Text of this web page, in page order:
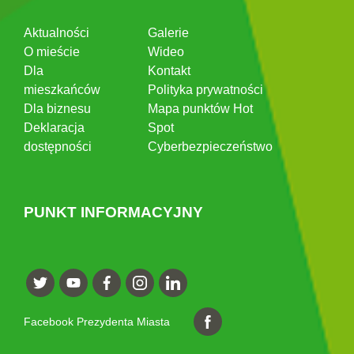
Aktualności
O mieście
Dla
mieszkańców
Dla biznesu
Deklaracja
dostępności
Galerie
Wideo
Kontakt
Polityka prywatności
Mapa punktów Hot
Spot
Cyberbezpieczeństwo
PUNKT INFORMACYJNY
Facebook Prezydenta Miasta